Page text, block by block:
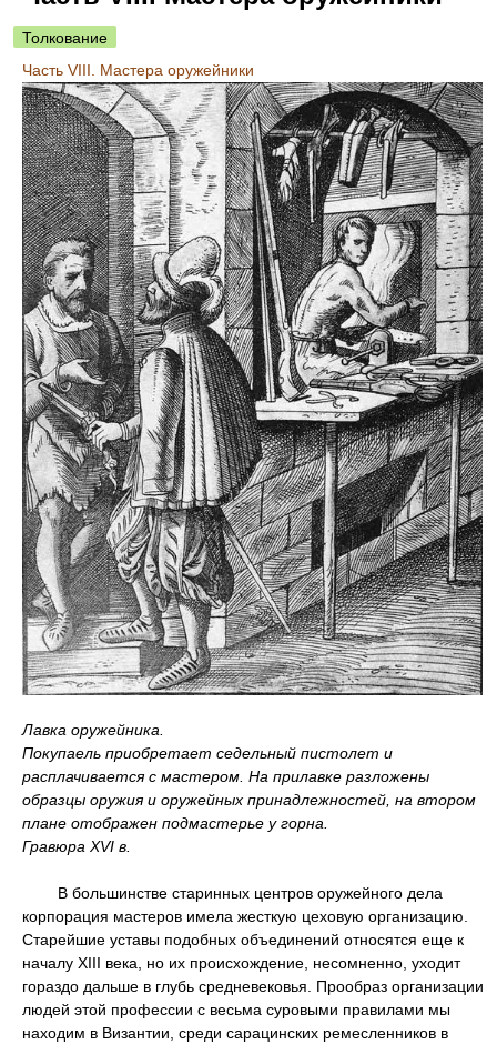
Толкование
Часть VIII. Мастера оружейники
Лавка оружейника.
Покупаель приобретает седельный пистолет и
расплачивается с мастером. На прилавке разложены
образцы оружия и оружейных принадлежностей, на втором
плане отображен подмастерье у горна.
Гравюра XVI в.
В большинстве старинных центров оружейного дела
корпорация мастеров имела жесткую цеховую организацию.
Старейшие уставы подобных объединений относятся еще к
началу XIII века, но их происхождение, несомненно, уходит
гораздо дальше в глубь средневековья. Прообраз организации
людей этой профессии с весьма суровыми правилами мы
находим в Византии, среди сарацинских ремесленников в